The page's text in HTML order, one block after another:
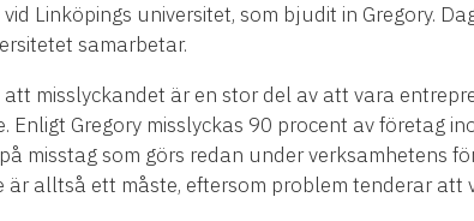
Linköpings universitet, som bjudit in Gregory.
samarbetar.
misslyckandet är en stor del av att vara
Gregory misslyckas 90 procent av företag
misstag som görs redan under verksamhetens
är alltså ett måste, eftersom problem tenderar att